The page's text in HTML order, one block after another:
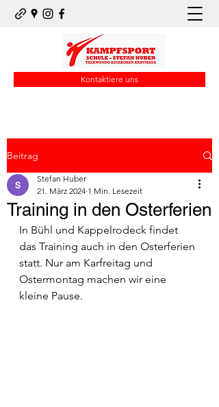
Kontaktiere uns
Beitrag
Training in den Osterferien
Stefan Huber
21. März 2024 1 Min. Lesezeit
In Bühl und Kappelrodeck findet
das Training auch in den Osterferien
statt. Nur am Karfreitag und
Ostermontag machen wir eine
kleine Pause.